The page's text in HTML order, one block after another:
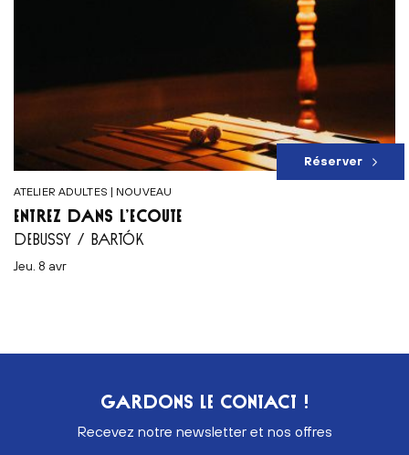
ATELIER ADULTES | NOUVEAU
ENTREZ DANS L’ÉCOUTE
DEBUSSY / BARTÓK
jeu. 8 avr
Réserver
GARDONS LE CONTACT !
Recevez notre newsletter et nos offres